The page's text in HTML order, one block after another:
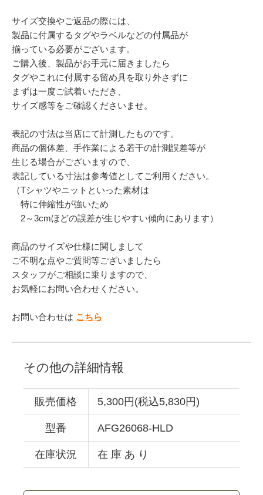
サイズ交換やご返品の際には、
製品に付属するタグやラベルなどの付属品が
揃っている必要がございます。
ご購入後、製品がお手元に届きましたら
タグやこれに付属する留め具を取り外さずに
まずは一度ご試着いただき、
サイズ感等をご確認くださいませ。
表記の寸法は当店にて計測したものです。
商品の個体差、手作業による若干の計測誤差等が
生じる場合がございますので、
表記している寸法は参考値としてご利用ください。
（Tシャツやニットといった素材は
特に伸縮性が強いため
2～3cmほどの誤差が生じやすい傾向にあります）
商品のサイズや仕様に関しまして
ご不明な点やご質問等ございましたら
スタッフがご相談に乗りますので、
お気軽にお問い合わせください。
お問い合わせは こちら
その他の詳細情報
販売価格 5,300円(税込5,830円)
型番 AFG26068-HLD
在庫状況 在 庫 あ り